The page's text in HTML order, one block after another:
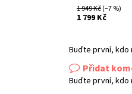
1 949 Kč(–7 %)
1 799 Kč
Buďte první,
Přidat
Buďte první,